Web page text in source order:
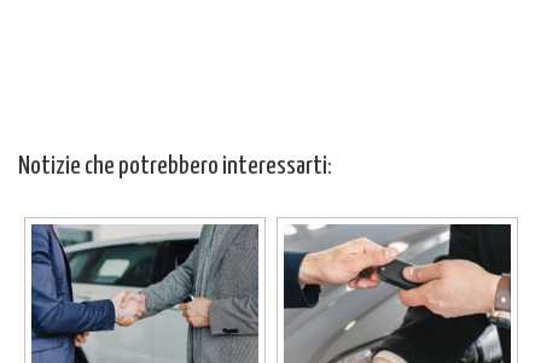
Notizie che potrebbero interessarti: